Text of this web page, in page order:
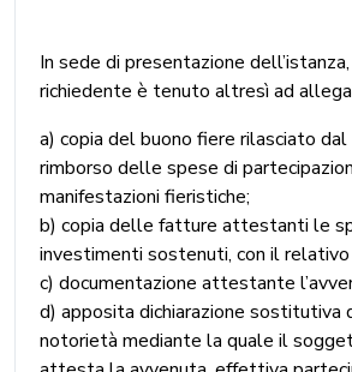
In sede di presentazione
richiedente è tenuto altresì ad
a) copia del buono fiere rilasciato
rimborso delle spese di
manifestazioni fieristiche;
b) copia delle fatture attestanti le
investimenti sostenuti, con il
c) documentazione attestante
d) apposita dichiarazione sostitutiva
notorietà mediante la quale il